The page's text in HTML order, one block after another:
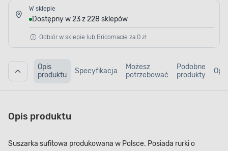
W sklepie
Dostępny w 23 z 228 sklepów
Odbiór w sklepie lub Bricomacie za 0 zł
Opis
produktu
Specyfikacja
Możesz
potrzebować
Podobne
produkty
Opis produktu
Suszarka sufitowa produkowana w Polsce. Posiada rurki o